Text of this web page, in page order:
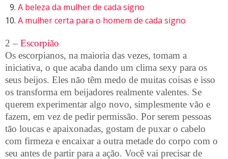
A beleza da mulher de cada signo
A mulher certa para o homem de cada signo
2 – Escorpião
Os escorpianos, na maioria das vezes, tomam a
iniciativa, o que acaba dando um clima sexy para os
seus beijos. Eles não têm medo de muitas coisas e isso
os transforma em beijadores realmente valentes. Se
querem experimentar algo novo, simplesmente vão e
fazem, em vez de pedir permissão. Por serem pessoas
tão loucas e apaixonadas, gostam de puxar o cabelo
com firmeza e encaixar a outra metade do corpo com o
seu antes de partir para a ação. Você vai precisar de